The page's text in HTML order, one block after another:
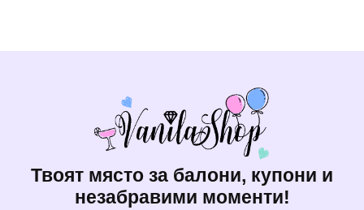
Твоят място за балони, купони и
незабравими моменти!